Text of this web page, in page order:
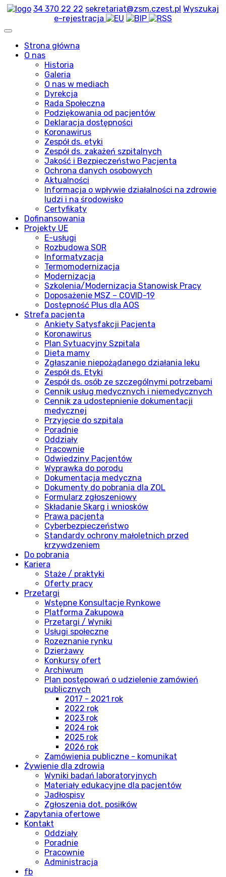
34 370 22 22 sekretariat@zsm.czest.pl Wyszukaj
e-rejestracja
Strona główna
O nas
Historia
Galeria
O nas w mediach
Dyrekcja
Rada Społeczna
Podziękowania od pacjentów
Deklaracja dostępności
Koronawirus
Zespół ds. etyki
Zespół ds. zakażeń szpitalnych
Jakość i Bezpieczeństwo Pacjenta
Ochrona danych osobowych
Aktualności
Informacja o wpływie działalności na zdrowie
ludzi i na środowisko
Certyfikaty
Dofinansowania
Projekty UE
E-usługi
Rozbudowa SOR
Informatyzacja
Termomodernizacja
Modernizacja
Szkolenia/Modernizacja Stanowisk Pracy
Doposażenie MSZ – COVID-19
Dostępność Plus dla AOS
Strefa pacjenta
Ankiety Satysfakcji Pacjenta
Koronawirus
Plan Sytuacyjny Szpitala
Dieta mamy
Zgłaszanie niepożądanego działania leku
Zespół ds. Etyki
Zespół ds. osób ze szczególnymi potrzebami
Cennik usług medycznych i niemedycznych
Cennik za udostepnienie dokumentacji
medycznej
Przyjęcie do szpitala
Poradnie
Oddziały
Pracownie
Odwiedziny Pacjentów
Wyprawka do porodu
Dokumentacja medyczna
Dokumenty do pobrania dla ZOL
Formularz zgłoszeniowy
Składanie Skarg i wniosków
Prawa pacjenta
Cyberbezpieczeństwo
Standardy ochrony małoletnich przed
krzywdzeniem
Do pobrania
Kariera
Staże / praktyki
Oferty pracy
Przetargi
Wstępne Konsultacje Rynkowe
Platforma Zakupowa
Przetargi / Wyniki
Usługi społeczne
Rozeznanie rynku
Dzierżawy
Konkursy ofert
Archiwum
Plan postępowań o udzielenie zamówień
publicznych
2017 - 2021 rok
2022 rok
2023 rok
2024 rok
2025 rok
2026 rok
Zamówienia publiczne - komunikat
Żywienie dla zdrowia
Wyniki badań laboratoryjnych
Materiały edukacyjne dla pacjentów
Jadłospisy
Zgłoszenia dot. posiłków
Zapytania ofertowe
Kontakt
Oddziały
Poradnie
Pracownie
Administracja
fb